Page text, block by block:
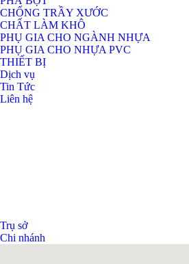
CHỐNG TRẦY XƯỚC
CHẤT LÀM KHÔ
PHỤ GIA CHO NGÀNH NHỰA
PHỤ GIA CHO NHỰA PVC
THIẾT BỊ
Dịch vụ
Tin Tức
Liên hệ
Trụ sở
Chi nhánh